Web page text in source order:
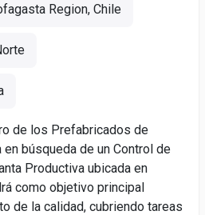
Region, Chile
de los Prefabricados de
búsqueda de un Control de
Productiva ubicada en
como objetivo principal
de la calidad, cubriendo tareas